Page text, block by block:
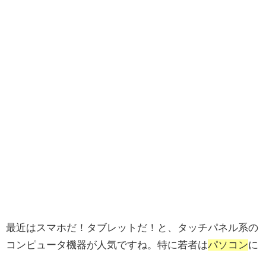
最近はスマホだ！タブレットだ！と、タッチパネル系の
コンピュータ機器が人気ですね。特に若者はパソコンに